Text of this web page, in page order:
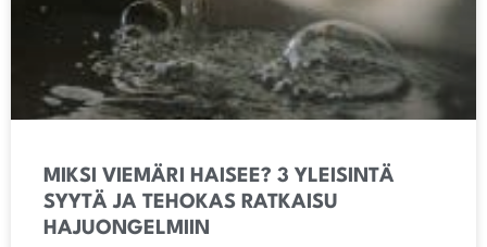
MIKSI VIEMÄRI HAISEE? 3 YLEISINTÄ
SYYTÄ JA TEHOKAS RATKAISU
HAJUONGELMIIN